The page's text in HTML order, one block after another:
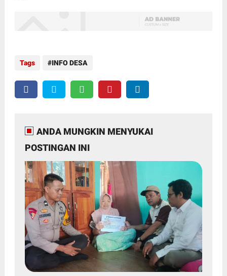
Tags INFO DESA
ANDA MUNGKIN MENYUKAI
POSTINGAN INI